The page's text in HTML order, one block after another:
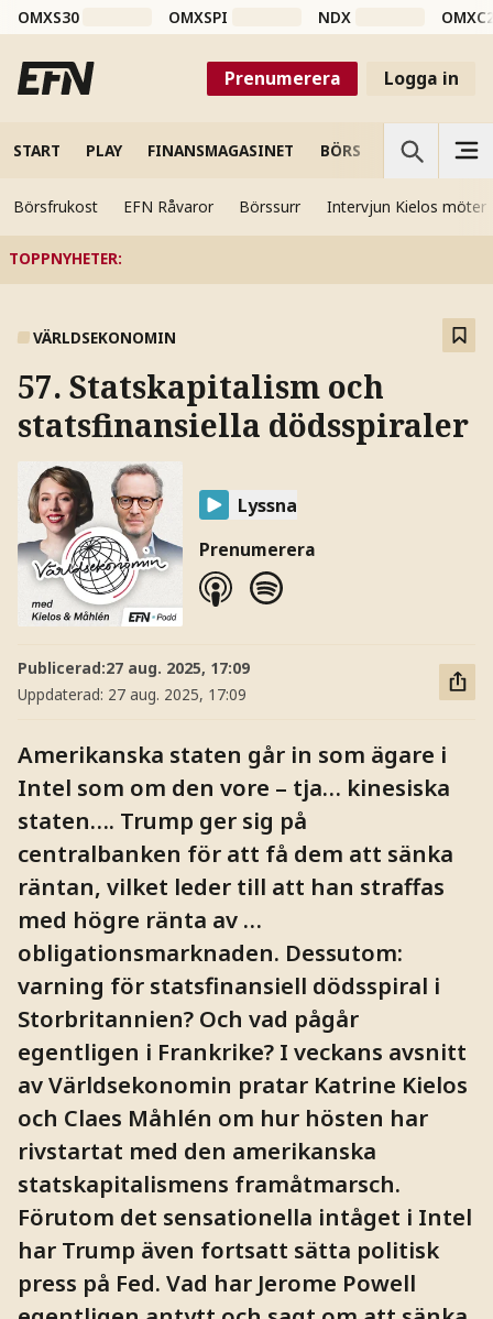
OMXS30 OMXSPI NDX
Prenumerera Logga in
START PLAY FINANSMAGASINET BÖRS VETENSKAP
Börsfrukost EFN Råvaror Börssurr Intervjun Kielos möter
TOPPNYHETER:
VÄRLDSEKONOMIN
57. Statskapitalism och
statsfinansiella dödsspiraler
Lyssna
Prenumerera
Publicerad:27 aug. 2025, 17:09
Uppdaterad: 27 aug. 2025, 17:09
Amerikanska staten går in som ägare i
Intel som om den vore – tja… kinesiska
staten…. Trump ger sig på
centralbanken för att få dem att sänka
räntan, vilket leder till att han straffas
med högre ränta av …
obligationsmarknaden. Dessutom:
varning för statsfinansiell dödsspiral i
Storbritannien? Och vad pågår
egentligen i Frankrike? I veckans avsnitt
av Världsekonomin pratar Katrine Kielos
och Claes Måhlén om hur hösten har
rivstartat med den amerikanska
statskapitalismens framåtmarsch.
Förutom det sensationella intåget i Intel
har Trump även fortsatt sätta politisk
press på Fed. Vad har Jerome Powell